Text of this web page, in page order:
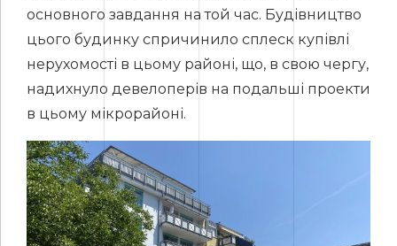
основного завдання на той час. Будівництво
цього будинку спричинило сплеск купівлі
нерухомості в цьому районі, що, в свою чергу,
надихнуло девелоперів на подальші проекти
в цьому мікрорайоні.